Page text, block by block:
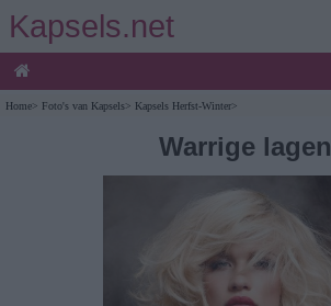
Kapsels.net
Home> Foto's van Kapsels> Kapsels Herfst-Winter>
Warrige lagen